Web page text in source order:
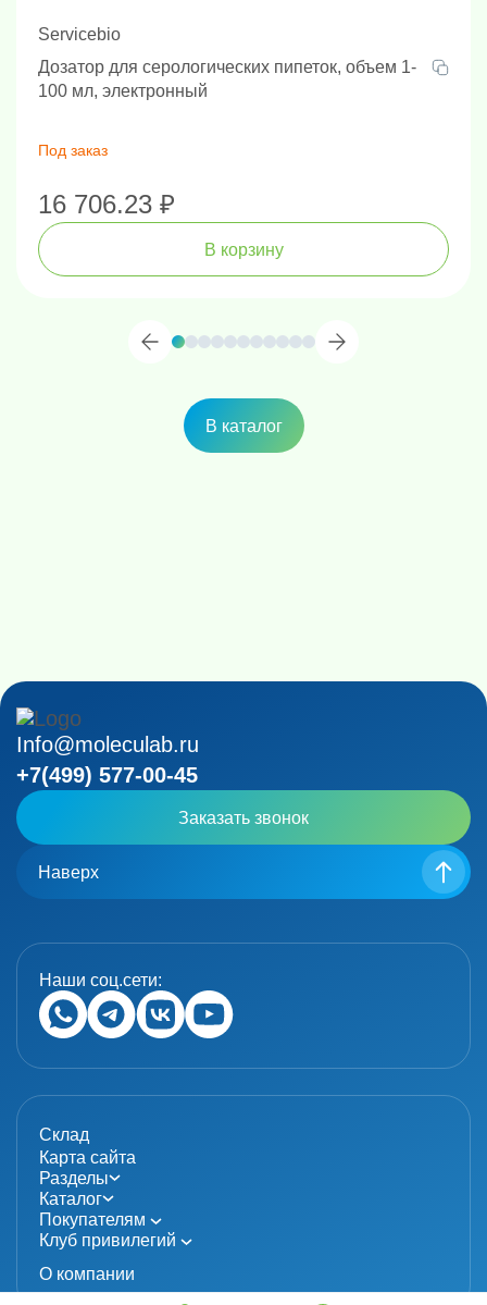
Servicebio
Дозатор для серологических пипеток, объем 1-
100 мл, электронный
Под заказ
16 706.23 ₽
В корзину
В каталог
Info@moleculab.ru
+7(499) 577-00-45
Заказать звонок
Наверх
Наши соц.сети:
Склад
Карта сайта
Разделы
Каталог
Покупателям
Клуб привилегий
О компании